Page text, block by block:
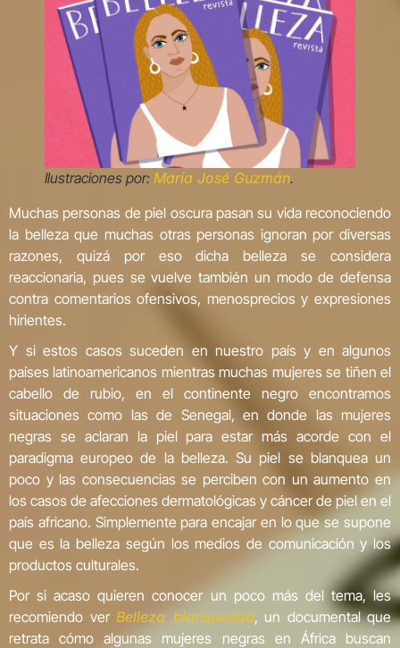
Ilustraciones por: María José Guzmán.
Muchas personas de piel oscura pasan su vida reconociendo
la belleza que muchas otras personas ignoran por diversas
razones, quizá por eso dicha belleza se considera
reaccionaria, pues se vuelve también un modo de defensa
contra comentarios ofensivos, menosprecios y expresiones
hirientes.
Y si estos casos suceden en nuestro país y en algunos
países latinoamericanos mientras muchas mujeres se tiñen el
cabello de rubio, en el continente negro encontramos
situaciones como las de Senegal, en donde las mujeres
negras se aclaran la piel para estar más acorde con el
paradigma europeo de la belleza. Su piel se blanquea un
poco y las consecuencias se perciben con un aumento en
los casos de afecciones dermatológicas y cáncer de piel en el
país africano. Simplemente para encajar en lo que se supone
que es la belleza según los medios de comunicación y los
productos culturales.
Por si acaso quieren conocer un poco más del tema, les
recomiendo ver Belleza blanquedad, un documental que
retrata cómo algunas mujeres negras en África buscan